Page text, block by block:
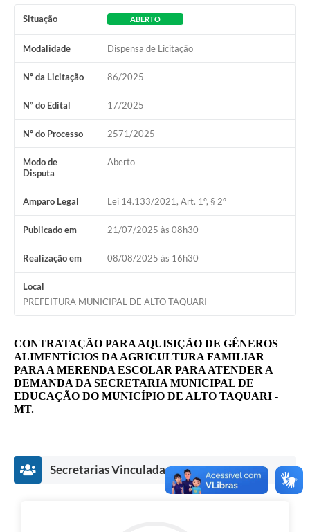
Situação ABERTO
Modalidade Dispensa de Licitação
Nº da Licitação 86/2025
Nº do Edital 17/2025
Nº do Processo 2571/2025
Modo de
Disputa
Aberto
Amparo Legal Lei 14.133/2021, Art. 1º, § 2º
Publicado em 21/07/2025 às 08h30
Realização em 08/08/2025 às 16h30
Local
PREFEITURA MUNICIPAL DE ALTO TAQUARI
CONTRATAÇÃO PARA AQUISIÇÃO DE GÊNEROS
ALIMENTÍCIOS DA AGRICULTURA FAMILIAR
PARA A MERENDA ESCOLAR PARA ATENDER A
DEMANDA DA SECRETARIA MUNICIPAL DE
EDUCAÇÃO DO MUNICÍPIO DE ALTO TAQUARI -
MT.
Secretarias Vinculadas